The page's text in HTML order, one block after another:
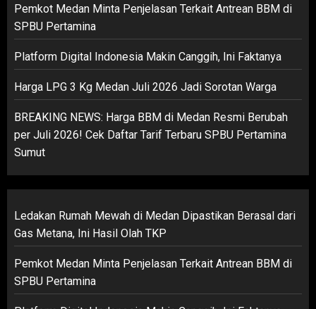
Pemkot Medan Minta Penjelasan Terkait Antrean BBM di
SPBU Pertamina
Platform Digital Indonesia Makin Canggih, Ini Faktanya
Harga LPG 3 Kg Medan Juli 2026 Jadi Sorotan Warga
BREAKING NEWS: Harga BBM di Medan Resmi Berubah
per Juli 2026! Cek Daftar Tarif Terbaru SPBU Pertamina
Sumut
Ledakan Rumah Mewah di Medan Dipastikan Berasal dari
Gas Metana, Ini Hasil Olah TKP
Pemkot Medan Minta Penjelasan Terkait Antrean BBM di
SPBU Pertamina